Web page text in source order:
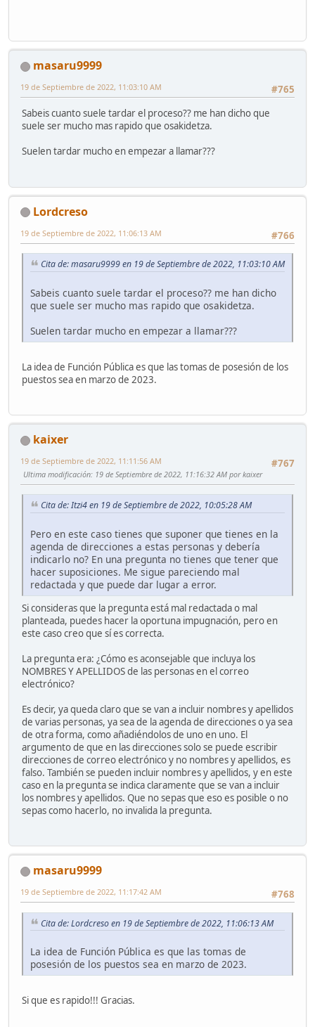
masaru9999
#765
19 de Septiembre de 2022, 11:03:10 AM
Sabeis cuanto suele tardar el proceso?? me han dicho que
suele ser mucho mas rapido que osakidetza.
Suelen tardar mucho en empezar a llamar???
Lordcreso
#766
19 de Septiembre de 2022, 11:06:13 AM
Cita de: masaru9999 en 19 de Septiembre de 2022, 11:03:10 AM
Sabeis cuanto suele tardar el proceso?? me han dicho
que suele ser mucho mas rapido que osakidetza.
Suelen tardar mucho en empezar a llamar???
La idea de Función Pública es que las tomas de posesión de los
puestos sea en marzo de 2023.
kaixer
#767
19 de Septiembre de 2022, 11:11:56 AM
Ultima modificación: 19 de Septiembre de 2022, 11:16:32 AM por kaixer
Cita de: Itzi4 en 19 de Septiembre de 2022, 10:05:28 AM
Pero en este caso tienes que suponer que tienes en la
agenda de direcciones a estas personas y debería
indicarlo no? En una pregunta no tienes que tener que
hacer suposiciones. Me sigue pareciendo mal
redactada y que puede dar lugar a error.
Si consideras que la pregunta está mal redactada o mal
planteada, puedes hacer la oportuna impugnación, pero en
este caso creo que sí es correcta.
La pregunta era: ¿Cómo es aconsejable que incluya los
NOMBRES Y APELLIDOS de las personas en el correo
electrónico?
Es decir, ya queda claro que se van a incluir nombres y apellidos
de varias personas, ya sea de la agenda de direcciones o ya sea
de otra forma, como añadiéndolos de uno en uno. El
argumento de que en las direcciones solo se puede escribir
direcciones de correo electrónico y no nombres y apellidos, es
falso. También se pueden incluir nombres y apellidos, y en este
caso en la pregunta se indica claramente que se van a incluir
los nombres y apellidos. Que no sepas que eso es posible o no
sepas como hacerlo, no invalida la pregunta.
masaru9999
#768
19 de Septiembre de 2022, 11:17:42 AM
Cita de: Lordcreso en 19 de Septiembre de 2022, 11:06:13 AM
La idea de Función Pública es que las tomas de
posesión de los puestos sea en marzo de 2023.
Si que es rapido!!! Gracias.